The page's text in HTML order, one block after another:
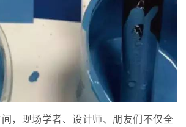
，现场学者、设计师、朋友们不仅全